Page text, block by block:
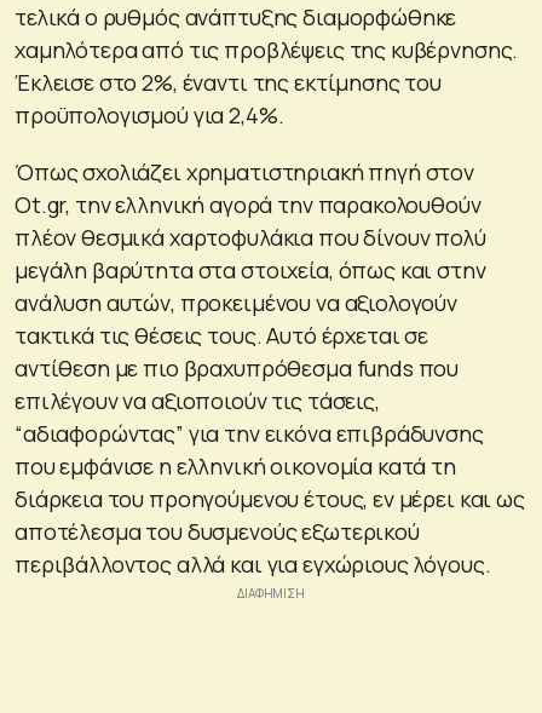
τελικά ο ρυθμός ανάπτυξης διαμορφώθηκε
χαμηλότερα από τις προβλέψεις της κυβέρνησης.
Έκλεισε στο 2%, έναντι της εκτίμησης του
προϋπολογισμού για 2,4%.
Όπως σχολιάζει χρηματιστηριακή πηγή στον
Ot.gr, την ελληνική αγορά την παρακολουθούν
πλέον θεσμικά χαρτοφυλάκια που δίνουν πολύ
μεγάλη βαρύτητα στα στοιχεία, όπως και στην
ανάλυση αυτών, προκειμένου να αξιολογούν
τακτικά τις θέσεις τους. Αυτό έρχεται σε
αντίθεση με πιο βραχυπρόθεσμα funds που
επιλέγουν να αξιοποιούν τις τάσεις,
“αδιαφορώντας” για την εικόνα επιβράδυνσης
που εμφάνισε η ελληνική οικονομία κατά τη
διάρκεια του προηγούμενου έτους, εν μέρει και ως
αποτέλεσμα του δυσμενούς εξωτερικού
περιβάλλοντος αλλά και για εγχώριους λόγους.